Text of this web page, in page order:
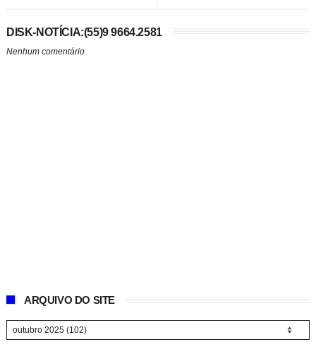
DISK-NOTÍCIA:(55)9 9664.2581
Nenhum comentário
ARQUIVO DO SITE